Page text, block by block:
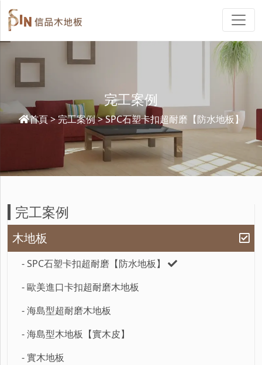
完工案例
首頁 完工案例 SPC石塑卡扣超耐磨【防水地板】
完工案例
木地板
- SPC石塑卡扣超耐磨【防水地板】
- 歐美進口卡扣超耐磨木地板
- 海島型超耐磨木地板
- 海島型木地板【實木皮】
- 實木地板